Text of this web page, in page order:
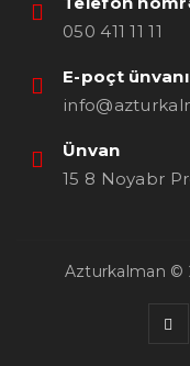
050 411 11 11
E-poçt ünvanı
Ünvan
15 8 Noyabr
Azturkalman ©